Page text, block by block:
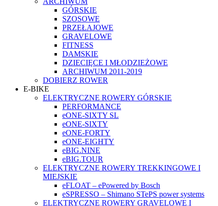
GÓRSKIE
SZOSOWE
PRZEŁAJOWE
GRAVELOWE
FITNESS
DAMSKIE
DZIECIĘCE I MŁODZIEŻOWE
ARCHIWUM 2011-2019
DOBIERZ ROWER
E-BIKE
ELEKTRYCZNE ROWERY GÓRSKIE
PERFORMANCE
eONE-SIXTY SL
eONE-SIXTY
eONE-FORTY
eONE-EIGHTY
eBIG.NINE
eBIG.TOUR
ELEKTRYCZNE ROWERY TREKKINGOWE I
MIEJSKIE
eFLOAT – ePowered by Bosch
eSPRESSO – Shimano STePS power systems
ELEKTRYCZNE ROWERY GRAVELOWE I